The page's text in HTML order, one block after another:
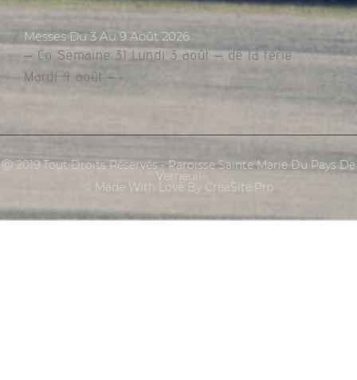
Messes Du 3 Au 9 Août 2026
– Co Semaine 31 Lundi 3 août – de la férie
Mardi 4 août –
Ⓒ 2019 Tout Droits Réservés - Paroisse Sainte Marie Du Pays De
Verneuil
© Made With Love By CreaSite.Pro